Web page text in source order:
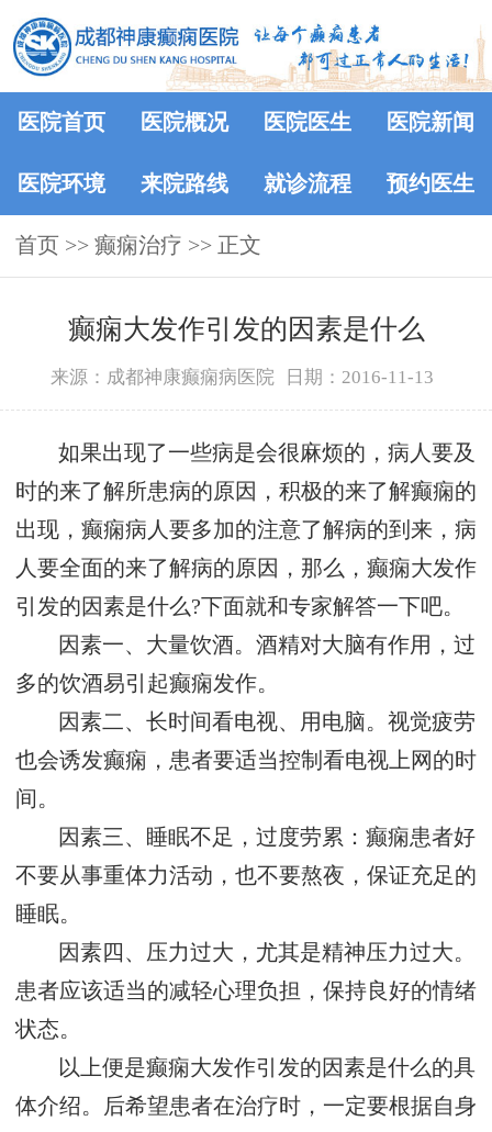
医院首页 医院概况 医院医生 医院新闻
医院环境 来院路线 就诊流程 预约医生
首页 >> 癫痫治疗 >> 正文
癫痫大发作引发的因素是什么
来源：成都神康癫痫病医院 日期：2016-11-13
如果出现了一些病是会很麻烦的，病人要及
时的来了解所患病的原因，积极的来了解癫痫的
出现，癫痫病人要多加的注意了解病的到来，病
人要全面的来了解病的原因，那么，癫痫大发作
引发的因素是什么?下面就和专家解答一下吧。
因素一、大量饮酒。酒精对大脑有作用，过
多的饮酒易引起癫痫发作。
因素二、长时间看电视、用电脑。视觉疲劳
也会诱发癫痫，患者要适当控制看电视上网的时
间。
因素三、睡眠不足，过度劳累：癫痫患者好
不要从事重体力活动，也不要熬夜，保证充足的
睡眠。
因素四、压力过大，尤其是精神压力过大。
患者应该适当的减轻心理负担，保持良好的情绪
状态。
以上便是癫痫大发作引发的因素是什么的具
体介绍。后希望患者在治疗时，一定要根据自身